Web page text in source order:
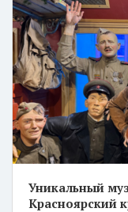
Уникальный
Красноярский